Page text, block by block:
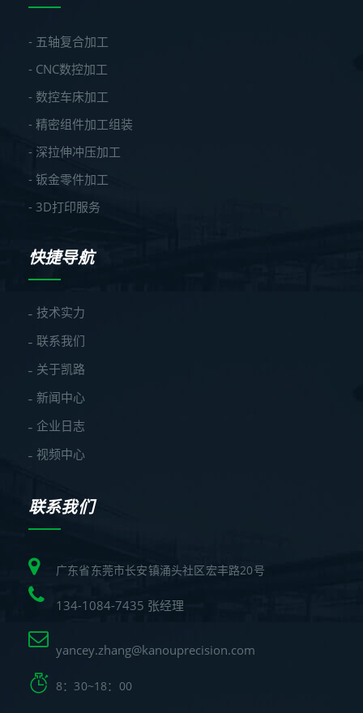
- 五轴复合加工
- CNC数控加工
- 数控车床加工
- 精密组件加工组装
- 深拉伸冲压加工
- 钣金零件加工
- 3D打印服务
快捷导航
技术实力
联系我们
关于凯路
新闻中心
企业日志
视频中心
联系我们
广东省东莞市长安镇涌头社区宏丰路20号
134-1084-7435 张经理
yancey.zhang@kanouprecision.com
8：30~18：00